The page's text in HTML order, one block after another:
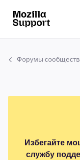
Форумы
Избегайте
службу